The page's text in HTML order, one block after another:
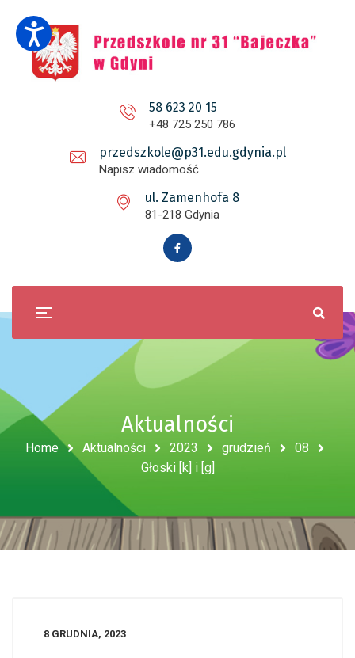
58 623 20 15
+48 725 250 786
przedszkole@p31.edu.gdynia.pl
Napisz wiadomość
ul. Zamenhofa 8
81-218 Gdynia
Aktualności
Home Aktualności 2023 grudzień
08
Głoski [k] i [g]
8 GRUDNIA, 2023